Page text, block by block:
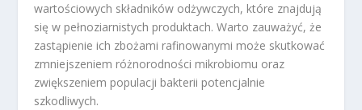
wartościowych składników odżywczych, które znajdują
się w pełnoziarnistych produktach. Warto zauważyć, że
zastąpienie ich zbożami rafinowanymi może skutkować
zmniejszeniem różnorodności mikrobiomu oraz
zwiększeniem populacji bakterii potencjalnie
szkodliwych.